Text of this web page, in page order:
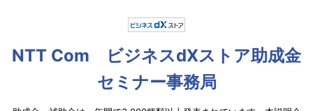
NTT Com ビジネスdXストア助成金
セミナー事務局